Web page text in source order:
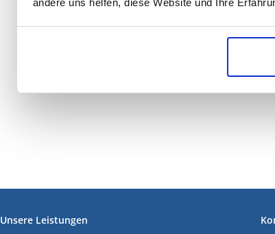
andere uns helfen, diese Website und Ihre
FUSSZEILE
Unsere Leistungen